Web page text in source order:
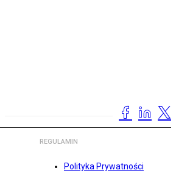
REGULAMIN
Polityka Prywatności